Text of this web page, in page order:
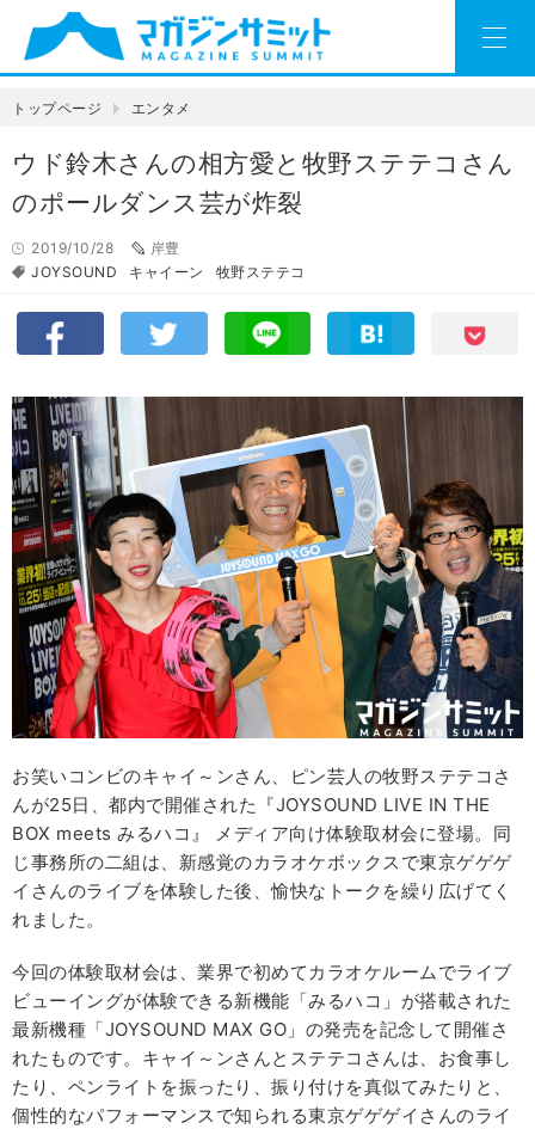
トップページ エンタメ
ウド鈴木さんの相方愛と牧野ステテコさん
のポールダンス芸が炸裂
2019/10/28
岸豊
JOYSOUND
キャイーン 牧野ステテコ
お笑いコンビのキャイ～ンさん、ピン芸人の牧野ステテコさ
んが25日、都内で開催された『JOYSOUND LIVE IN THE
BOX meets みるハコ』 メディア向け体験取材会に登場。同
じ事務所の二組は、新感覚のカラオケボックスで東京ゲゲゲ
イさんのライブを体験した後、愉快なトークを繰り広げてく
れました。
今回の体験取材会は、業界で初めてカラオケルームでライブ
ビューイングが体験できる新機能「みるハコ」が搭載された
最新機種「JOYSOUND MAX GO」の発売を記念して開催さ
れたものです。キャイ～ンさんとステテコさんは、お食事し
たり、ペンライトを振ったり、振り付けを真似てみたりと、
個性的なパフォーマンスで知られる東京ゲゲゲイさんのライ